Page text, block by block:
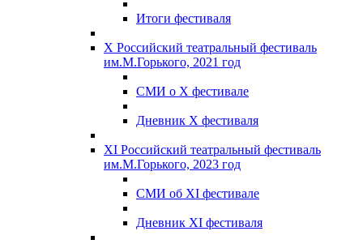
Итоги фестиваля
X Российский театральный фестиваль
им.М.Горького, 2021 год
СМИ о X фестивале
Дневник X фестиваля
XI Российский театральный фестиваль
им.М.Горького, 2023 год
СМИ об XI фестивале
Дневник XI фестиваля